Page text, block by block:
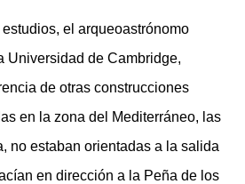
el arqueoastrónomo
Universidad de Cambridge,
de otras construcciones
en la zona del Mediterráneo, las
no estaban orientadas a la salida
en dirección a la Peña de los